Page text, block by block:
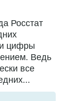
Росстат
цифры
Ведь
все